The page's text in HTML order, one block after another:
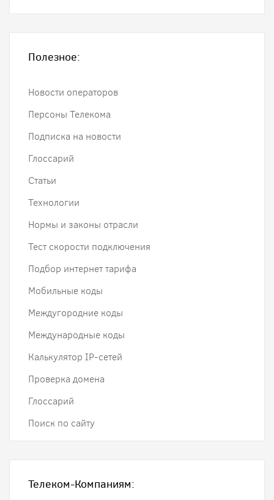
Полезное:
Новости операторов
Персоны Телекома
Подписка на новости
Глоссарий
Статьи
Технологии
Нормы и законы отрасли
Тест скорости подключения
Подбор интернет тарифа
Мобильные коды
Междугородние коды
Международные коды
Калькулятор IP-сетей
Проверка домена
Глоссарий
Поиск по сайту
Телеком-Компаниям: